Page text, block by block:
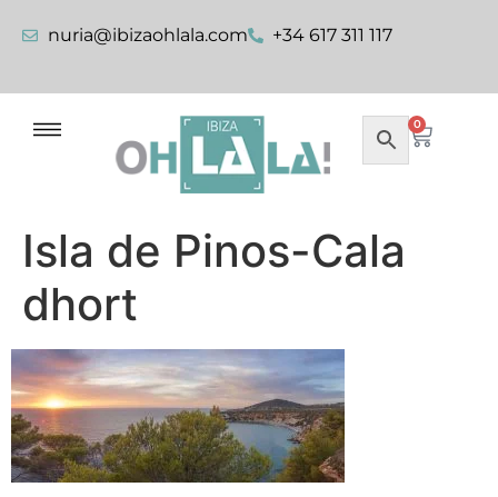
nuria@ibizaohlala.com +34 617 311 117
0
Isla de Pinos-Cala
dhort